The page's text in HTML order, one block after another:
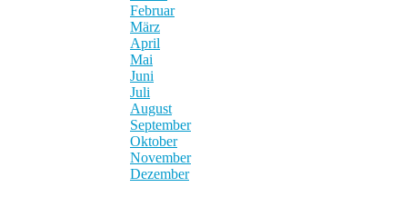
Februar
März
April
Mai
Juni
Juli
August
September
Oktober
November
Dezember